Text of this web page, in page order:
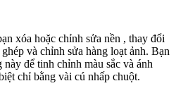
xóa hoặc chỉnh sửa nền , thay đổi
và chỉnh sửa hàng loạt ảnh. Bạn
để tinh chỉnh màu sắc và ánh
chỉ bằng vài cú nhấp chuột.